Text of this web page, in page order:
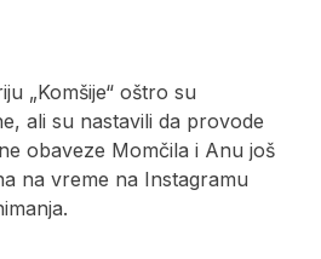
„Komšije“ oštro su
ali su nastavili da provode
obaveze Momčila i Anu još
na vreme na Instagramu